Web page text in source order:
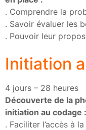
. Comprendre la
. Savoir évaluer les
. Pouvoir leur
Initiation
4 jours – 28 heures
Découverte de la
initiation au codage :
. Faciliter l’accès à